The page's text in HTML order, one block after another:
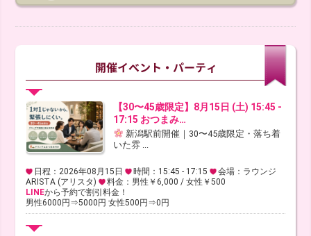
【30〜45歳限定】8月15日 (土) 15:45 -
17:15 おつまみ…
新潟駅前開催｜30〜45歳限定・落ち着
いた雰 ...
日程：2026年08月15日 時間：15:45 - 17:15
会場：ラウンジ
ARISTA (アリスタ)
料金：男性￥6,000 / 女性￥500
LINEから予約で割引料金！
男性6000円⇒5000円 女性500円⇒0円